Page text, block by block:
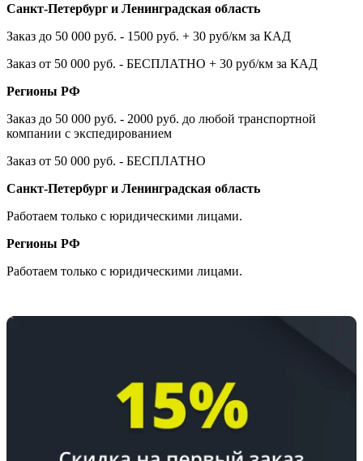
Санкт-Петербург и Ленинградская область
Заказ до 50 000 руб. - 1500 руб. + 30 руб/км за КАД
Заказ от 50 000 руб. - БЕСПЛАТНО + 30 руб/км за КАД
Регионы РФ
Заказ до 50 000 руб. - 2000 руб. до любой транспортной
компании с экспедированием
Заказ от 50 000 руб. - БЕСПЛАТНО
Санкт-Петербург и Ленинградская область
Работаем только с юридическими лицами.
Регионы РФ
Работаем только с юридическими лицами.